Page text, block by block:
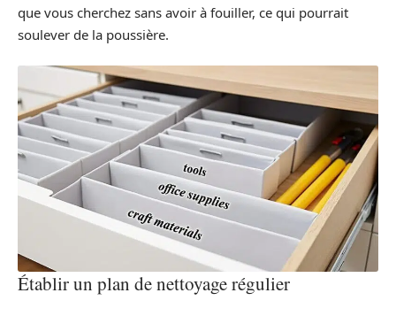
que vous cherchez sans avoir à fouiller, ce qui pourrait
soulever de la poussière.
Établir un plan de nettoyage régulier